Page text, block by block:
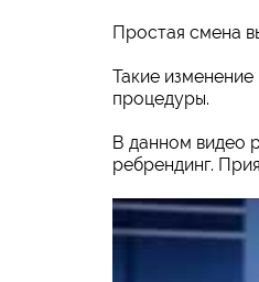
Простая смена
Такие
процедуры.
В данном видео
ребрендинг.